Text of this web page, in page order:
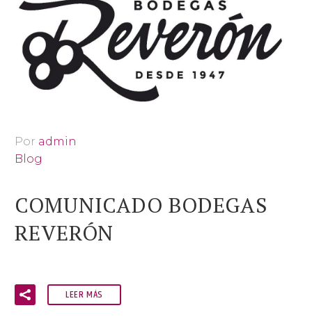
Por admin
Blog
COMUNICADO BODEGAS
REVERÓN
LEER MÁS